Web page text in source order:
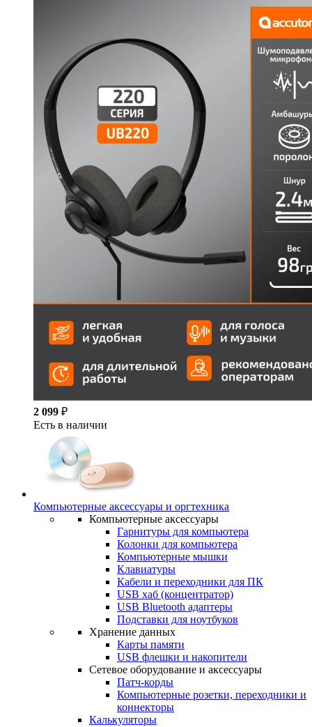
2 099 ₽
Есть в наличии
Компьютерные аксессуары и оргтехника
Компьютерные аксессуары
Гарнитуры для компьютера
Колонки для компьютера
Компьютерные мышки
Клавиатуры
Кабели и переходники для ПК
USB хаб (концентратор)
USB Bluetooth адаптеры
Подставки для ноутбуков
Хранение данных
Карты памяти
USB флешки и накопители
Сетевое оборудование и аксессуары
Патч-корды
Компьютерные розетки, переходники и
коннекторы
Калькуляторы